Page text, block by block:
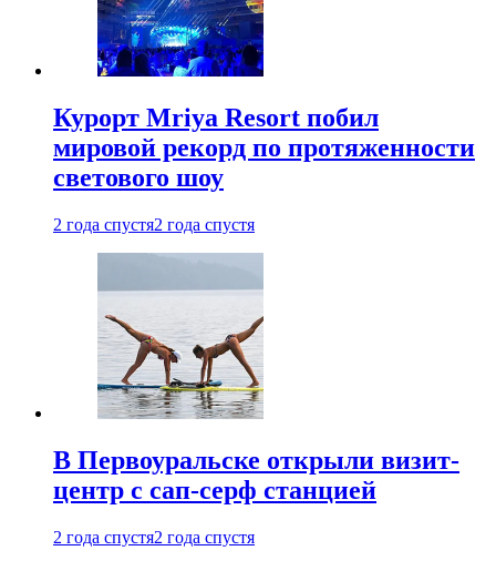
Курорт Mriya Resort побил
мировой рекорд по протяженности
светового шоу
2 года спустя2 года спустя
В Первоуральске открыли визит-
центр с сап-серф станцией
2 года спустя2 года спустя